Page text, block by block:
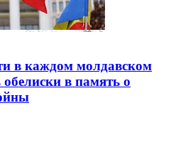
в каждом молдавском
обелиски в память о